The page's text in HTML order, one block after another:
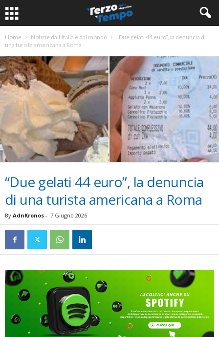
Home Notizie dall'Italia e dal mondo
“Due gelati 44 euro”, la denuncia di
una turista americana a Roma
“Due gelati 44 euro”, la denuncia
di una turista americana a Roma
By AdnKronos - 7 Giugno 2026